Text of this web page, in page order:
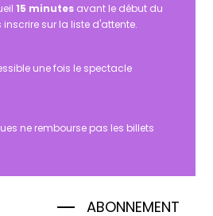
15 minutes avant le début du
sur la liste d'attente.
une fois le spectacle
ne rembourse pas les billets
ABONNEMENT